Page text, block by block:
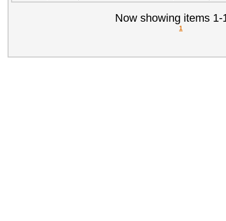
Now showing items 1-
1